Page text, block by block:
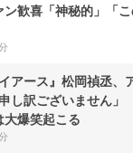
ン歓喜「神秘的」「
アース』松岡禎丞、
し訳ございません
大爆笑起こる